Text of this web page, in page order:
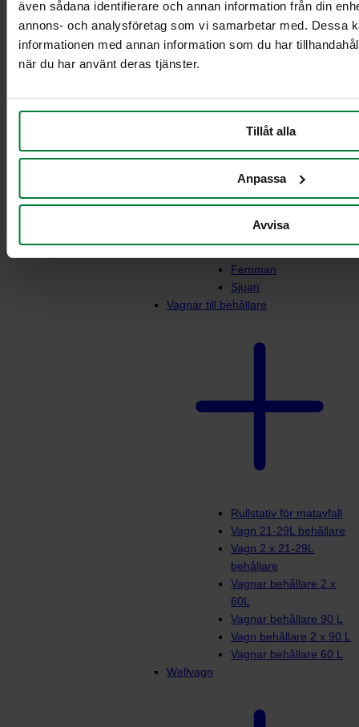
även sådana identifierare och annan information från din
annons- och analysföretag som vi samarbetar med. Dessa
informationen med annan information som du har
när du har använt deras tjänster.
Tillåt alla
Anpassa
Avvisa
behållare
Vagnstativ 5-6
behållare
Fyran plus
Femman plus
Femman
Sjuan
Vagnar till behållare
Rullstativ för matavfall
Vagn 21-29L behållare
Vagn 2 x 21-29L
behållare
Vagnar behållare 2 x
60L
Vagnar behållare 90 L
Vagn behållare 2 x 90 L
Vagnar behållare 60 L
Wellvagn